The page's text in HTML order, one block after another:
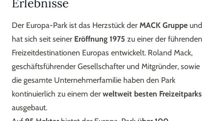
Erlebnisse
Der Europa-Park ist das Herzstück der MACK Gruppe und
hat sich seit seiner Eröffnung 1975 zu einer der führenden
Freizeitdestinationen Europas entwickelt. Roland Mack,
geschäftsführender Gesellschafter und Mitgründer, sowie
die gesamte Unternehmerfamilie haben den Park
kontinuierlich zu einem der weltweit besten Freizeitparks
ausgebaut.